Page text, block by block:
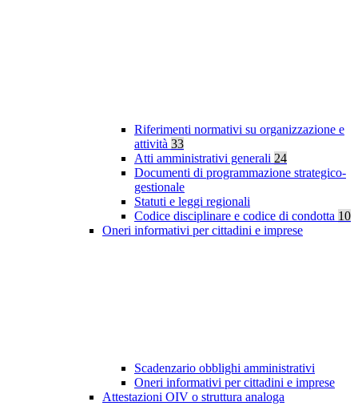
Riferimenti normativi su organizzazione e
attività 33
Atti amministrativi generali 24
Documenti di programmazione strategico-
gestionale
Statuti e leggi regionali
Codice disciplinare e codice di condotta 10
Oneri informativi per cittadini e imprese
Scadenzario obblighi amministrativi
Oneri informativi per cittadini e imprese
Attestazioni OIV o struttura analoga